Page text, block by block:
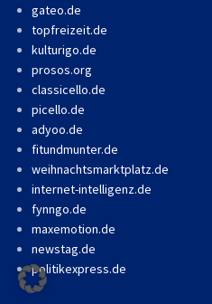
gateo.de
topfreizeit.de
kulturigo.de
prosos.org
classicello.de
picello.de
adyoo.de
fitundmunter.de
weihnachtsmarktplatz.de
internet-intelligenz.de
fynngo.de
maxemotion.de
newstag.de
politikexpress.de